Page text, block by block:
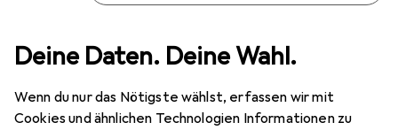
Deine Daten. Deine Wahl.
Wenn du nur das Nötigste wählst, erfassen wir mit
Cookies und ähnlichen Technologien Informationen zu
Beauty + Gesundheit Gesundheit Gesundheitsmessgeräte
Gesundheitsmessgeräte